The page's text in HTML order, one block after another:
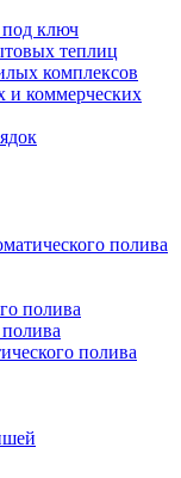
под ключ
теплиц
комплексов
и коммерческих
полива
полива
полива